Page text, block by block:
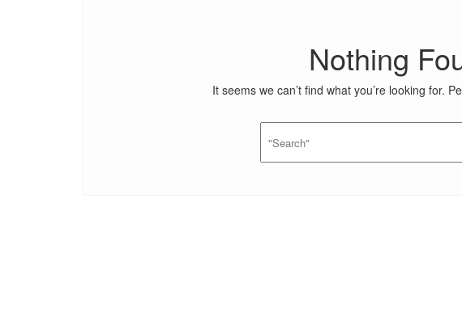
Nothing
It seems we can’t find what you’re looking for.